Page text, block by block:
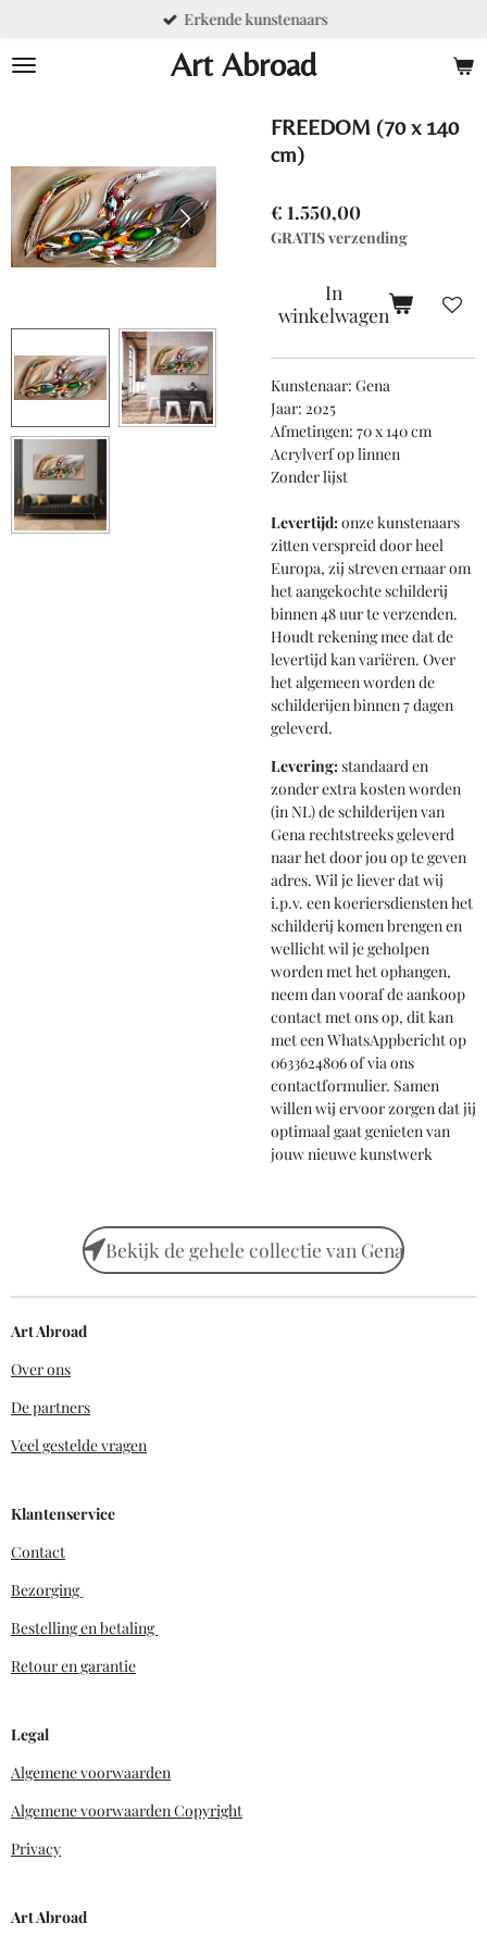
naar
Art Abroad
Erkende kunstenaars
FREEDOM (70 x 140
cm)
€ 1.550,00
GRATIS verzending
In
winkelwagen
Kunstenaar: Gena
Jaar: 2025
Afmetingen: 70 x 140 cm
Acrylverf op linnen
Zonder lijst
Levertijd:onze kunstenaars
zitten verspreid door heel
Europa, zij streven ernaar om
het aangekochte schilderij
binnen 48 uur te verzenden.
Houdt rekening mee dat de
levertijd kan variëren. Over
het algemeen worden de
schilderijen binnen 7 dagen
geleverd.
Levering:standaard en
zonder extra kosten worden
(in NL) de schilderijen van
Gena rechtstreeks geleverd
naar het door jou op te geven
adres. Wil je liever dat wij
i.p.v. een koeriersdiensten het
schilderij komen brengen en
wellicht wil je geholpen
worden met het ophangen,
neem dan vooraf de aankoop
contact met ons op, dit kan
met een WhatsAppbericht op
0633624806 of via ons
contactformulier. Samen
willen wij ervoor zorgen dat jij
optimaal gaat genieten van
jouw nieuwe kunstwerk
Bekijk de gehele collectie van Gena
Art Abroad
Over ons
De partners
Veel gestelde vragen
Klantenservice
Contact
Bezorging
Bestelling en betaling
Retour en garantie
Legal
Algemene voorwaarden
Algemene voorwaarden Copyright
Privacy
Art Abroad